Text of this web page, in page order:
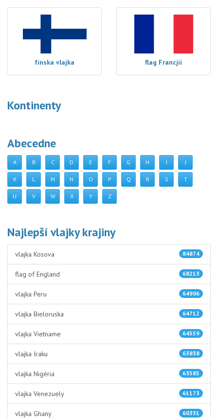
fínska vlajka flag Francjii
Kontinenty
Abecedne
A B C D E F G H I J
K L M N O P Q R S T
U V W X Y Z
Najlepší vlajky krajiny
84874
vlajka Kosova
68213
flag of England
64906
vlajka Peru
64712
vlajka Bieloruska
64559
vlajka Vietname
63838
vlajka Iraku
63585
vlajka Nigéria
61173
vlajka Venezuely
60331
vlajka Ghany